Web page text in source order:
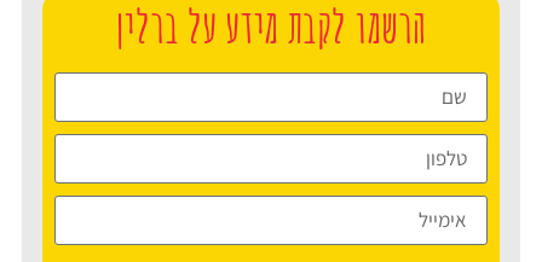
הרשמו לקבת מידע על ברלין